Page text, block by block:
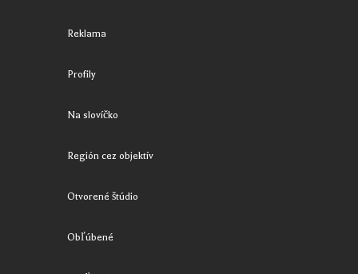
Reklama
Profily
Na slovíčko
Región cez objektív
Otvorené štúdio
Obľúbené